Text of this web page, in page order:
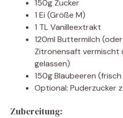
150g Zucker
1 Ei (Größe M)
1 TL Vanilleextrakt
120ml Buttermilch
Zitronensaft vermischt
gelassen)
150g Blaubeeren
Optional: Puderzucker
Zubereitung: